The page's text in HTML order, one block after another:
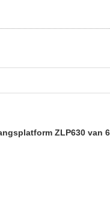
ZLP630 van